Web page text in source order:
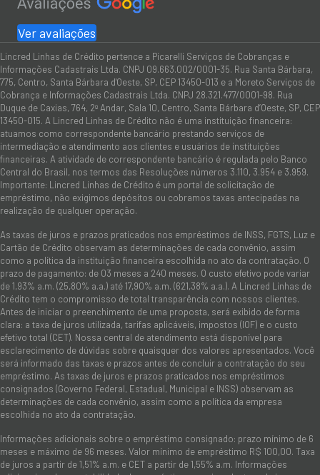
Ver avaliações
Lincred Linhas de Crédito pertence a Picarelli Serviços de Cobranças e
Informações Cadastrais Ltda. CNPJ 09.663.002/0001-35. Rua Santa Bárbara,
775, Centro, Santa Bárbara d'Oeste, SP, CEP 13450-013 e a Moreto Serviços de
Cobrança e Informações Cadastrais Ltda. CNPJ 28.321.477/0001-98. Rua
Duque de Caxias, 764, 2º Andar, Sala 10, Centro, Santa Bárbara d’Oeste, SP, CEP
13450-015. A Lincred Linhas de Crédito não é uma instituição financeira:
atuamos como correspondente bancário prestando serviços de
intermediação e atendimento aos clientes e usuários de instituições
financeiras. A atividade de correspondente bancário é regulada pelo Banco
Central do Brasil, nos termos das Resoluções números 3.110, 3.954 e 3.959.
Importante: Lincred Linhas de Crédito é um portal de solicitação de
empréstimo, não exigimos depósitos ou cobramos taxas antecipadas na
realização de qualquer operação.
As taxas de juros e prazos praticados nos empréstimos de INSS, FGTS, Luz e
Cartão de Crédito observam as determinações de cada convênio, assim
como a política da instituição financeira escolhida no ato da contratação. O
prazo de pagamento: de 03 meses a 240 meses. O custo efetivo pode variar
de 1,93% a.m. (25,80% a.a.) até 17,90% a.m. (621,38% a.a.). A Lincred Linhas de
Crédito tem o compromisso de total transparência com nossos clientes.
Antes de iniciar o preenchimento de uma proposta, será exibido de forma
clara: a taxa de juros utilizada, tarifas aplicáveis, impostos (IOF) e o custo
efetivo total (CET). Nossa central de atendimento está disponível para
esclarecimento de dúvidas sobre quaisquer dos valores apresentados. Você
será informado das taxas e prazos antes de concluir a contratação do seu
empréstimo. As taxas de juros e prazos praticados nos empréstimos
consignados (Governo Federal, Estadual, Municipal e INSS) observam as
determinações de cada convênio, assim como a política da empresa
escolhida no ato da contratação.
Informações adicionais sobre o empréstimo consignado: prazo mínimo de 6
meses e máximo de 96 meses. Valor mínimo de empréstimo R$ 100,00. Taxa
de juros a partir de 1,51% a.m. e CET a partir de 1,55% a.m. Informações